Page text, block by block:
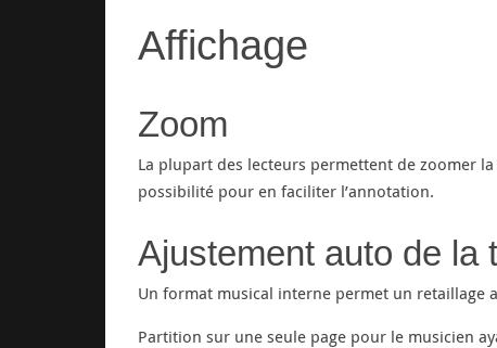
Affichage
Zoom
La plupart des lecteurs permettent de zoomer
possibilité pour en faciliter l’annotation.
Ajustement auto de la
Un format musical interne permet un
Partition sur une seule page pour le musicien